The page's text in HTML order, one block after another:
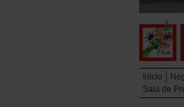
Inicio
Sala de